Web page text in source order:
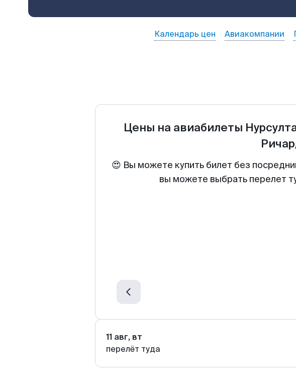
Календарь цен Авиакомпании
Цены на авиабилеты
😍 Вы можете купить билет без
вы можете выбрать перелет
11 авг, вт
перелёт туда